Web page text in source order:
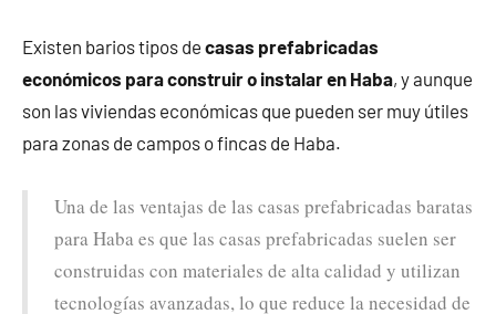
Existen barios tipos de casas prefabricadas
económicos para construir o instalar en Haba, y aunque
son las viviendas económicas que pueden ser muy útiles
para zonas de campos o fincas de Haba.
Una de las ventajas de las casas prefabricadas baratas
para Haba es que las casas prefabricadas suelen ser
construidas con materiales de alta calidad y utilizan
tecnologías avanzadas, lo que reduce la necesidad de